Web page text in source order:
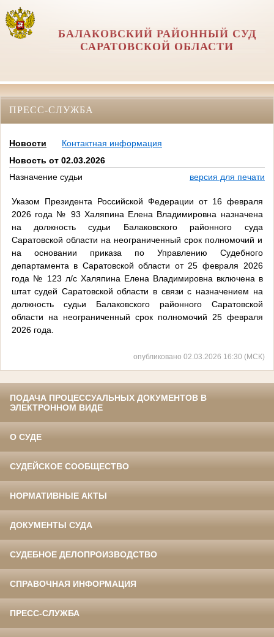
БАЛАКОВСКИЙ РАЙОННЫЙ СУД
САРАТОВСКОЙ ОБЛАСТИ
ПРЕСС-СЛУЖБА
Новости
Контактная информация
Новость от 02.03.2026
Назначение судьи
версия для печати
Указом Президента Российской Федерации от 16 февраля
2026 года № 93 Халяпина Елена Владимировна назначена
на должность судьи Балаковского районного суда
Саратовской области на неограниченный срок полномочий и
на основании приказа по Управлению Судебного
департамента в Саратовской области от 25 февраля 2026
года № 123 л/с Халяпина Елена Владимировна включена в
штат судей Саратовской области в связи с назначением на
должность судьи Балаковского районного Саратовской
области на неограниченный срок полномочий 25 февраля
2026 года.
опубликовано 02.03.2026 16:30 (МСК)
ПОДАЧА ПРОЦЕССУАЛЬНЫХ ДОКУМЕНТОВ В
ЭЛЕКТРОННОМ ВИДЕ
О СУДЕ
СУДЕЙСКОЕ СООБЩЕСТВО
НОРМАТИВНЫЕ АКТЫ
ДОКУМЕНТЫ СУДА
СУДЕБНОЕ ДЕЛОПРОИЗВОДСТВО
СПРАВОЧНАЯ ИНФОРМАЦИЯ
ПРЕСС-СЛУЖБА